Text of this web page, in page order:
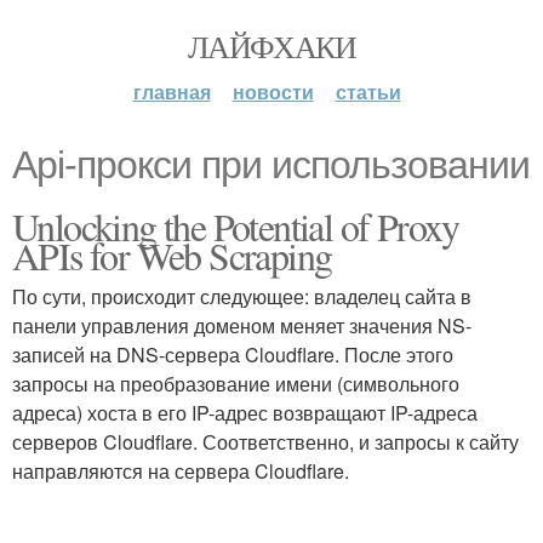
ЛАЙФХАКИ
главная новости статьи
Api-прокси при использовании
Unlocking the Potential of Proxy
APIs for Web Scraping
По сути, происходит следующее: владелец сайта в
панели управления доменом меняет значения NS-
записей на DNS-сервера Cloudflare. После этого
запросы на преобразование имени (символьного
адреса) хоста в его IP-адрес возвращают IP-адреса
серверов Cloudflare. Соответственно, и запросы к сайту
направляются на сервера Cloudflare.